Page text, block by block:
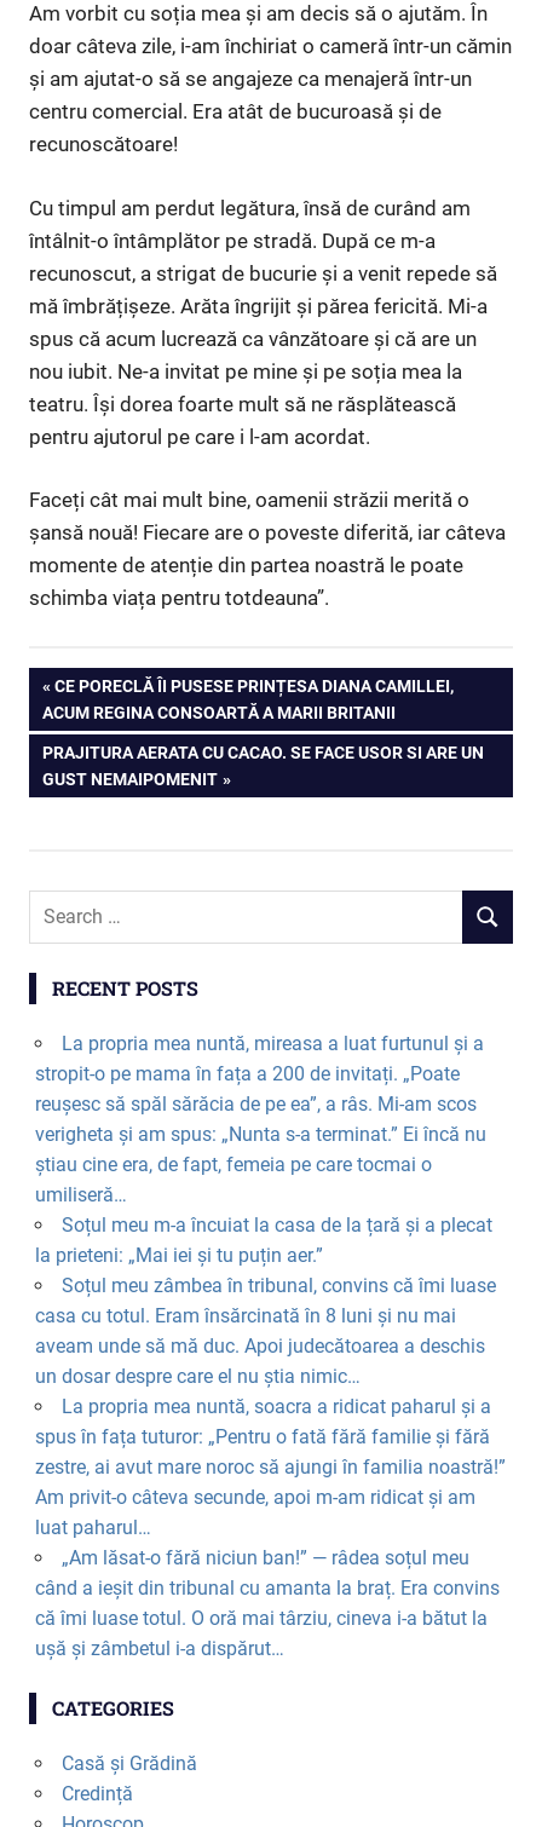
Am vorbit cu soția mea și am decis să o ajutăm. În
doar câteva zile, i-am închiriat o cameră într-un cămin
și am ajutat-o să se angajeze ca menajeră într-un
centru comercial. Era atât de bucuroasă și de
recunoscătoare!
Cu timpul am perdut legătura, însă de curând am
întâlnit-o întâmplător pe stradă. După ce m-a
recunoscut, a strigat de bucurie și a venit repede să
mă îmbrățișeze. Arăta îngrijit și părea fericită. Mi-a
spus că acum lucrează ca vânzătoare și că are un
nou iubit. Ne-a invitat pe mine și pe soția mea la
teatru. Își dorea foarte mult să ne răsplătească
pentru ajutorul pe care i l-am acordat.
Faceți cât mai mult bine, oamenii străzii merită o
șansă nouă! Fiecare are o poveste diferită, iar câteva
momente de atenție din partea noastră le poate
schimba viața pentru totdeauna”.
Post
navigation
PREVIOUS
POST:
CE PORECLĂ ÎI PUSESE PRINȚESA DIANA CAMILLEI,
ACUM REGINA CONSOARTĂ A MARII BRITANII
NEXT
POST:
PRAJITURA AERATA CU CACAO. SE FACE USOR SI ARE UN
GUST NEMAIPOMENIT
RECENT POSTS
La propria mea nuntă, mireasa a luat furtunul și a
stropit-o pe mama în fața a 200 de invitați. „Poate
reușesc să spăl sărăcia de pe ea”, a râs. Mi-am scos
verigheta și am spus: „Nunta s-a terminat.” Ei încă nu
știau cine era, de fapt, femeia pe care tocmai o
umiliseră…
Soțul meu m-a încuiat la casa de la țară și a plecat
la prieteni: „Mai iei și tu puțin aer.”
Soțul meu zâmbea în tribunal, convins că îmi luase
casa cu totul. Eram însărcinată în 8 luni și nu mai
aveam unde să mă duc. Apoi judecătoarea a deschis
un dosar despre care el nu știa nimic…
La propria mea nuntă, soacra a ridicat paharul și a
spus în fața tuturor: „Pentru o fată fără familie și fără
zestre, ai avut mare noroc să ajungi în familia noastră!”
Am privit-o câteva secunde, apoi m-am ridicat și am
luat paharul…
„Am lăsat-o fără niciun ban!” — râdea soțul meu
când a ieșit din tribunal cu amanta la braț. Era convins
că îmi luase totul. O oră mai târziu, cineva i-a bătut la
ușă și zâmbetul i-a dispărut…
CATEGORIES
Casă și Grădină
Credință